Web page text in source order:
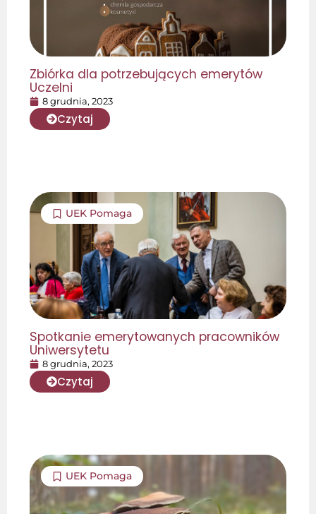
Zbiórka dla potrzebujących emerytów
Uczelni
8 grudnia, 2023
Czytaj
UEK Pomaga
Spotkanie emerytowanych pracowników
Uniwersytetu
8 grudnia, 2023
Czytaj
UEK Pomaga